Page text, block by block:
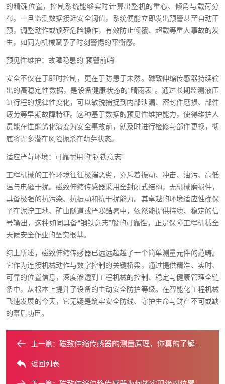
的精确位置，控制系统能够实时计算出整机的重心、倾角与载荷分
布。一旦监测数据接近安全阈值，系统便能立即发出预警甚至自动干
预，调整动作或锁死危险操作，有效防止倾覆、超载等重大事故的发
生，如同为机械赋予了时刻警惕的平衡感。
预见性维护：故障隐患的“预警前哨”
安全不仅在于即时控制，更在于防患于未然。磁致伸缩传感器持续输
出的高稳定性数据，是设备健康状态的“晴雨表”。通过长期监测液压
缸行程的规律性变化，可以敏锐捕捉到内部泄漏、密封件磨损、部件
疲劳等早期故障特征。这种基于数据的预见性维护能力，使得维护人
员能在性能劣化演变为安全事故前，就及时进行检修与部件更换，彻
底将许多潜在风险扼杀在萌芽状态。
适应严苛环境：可靠耐用的“钢铁意志”
工程机械的工作环境往往极端恶劣，充斥着振动、冲击、油污、高低
温与电磁干扰。磁致伸缩传感器采用全封闭式结构，无机械磨损件，
具备极强的抗污染、抗振动和抗干扰能力。其卓越的环境适应性确保
了在泥泞工地、矿山隧道或严寒酷暑中，依然能提供持续、稳定的信
号输出，这种如同具备“钢铁意志”般的可靠性，正是保障工程机械全
天候安全作业的坚实根基。
综上所述，磁致伸缩传感器已远远超越了一个简单测量元件的范畴。
它作为连接机械动作与数字控制的关键桥梁，通过提供精准、实时、
可靠的位置信息，深度渗透到工程机械的控制、稳定与健康管理全链
条中，从根本上提升了设备的主动安全防护等级。在智能化工程机械
飞速发展的今天，它无疑是筑牢安全防线、守护生命与财产不可或缺
的幕后功臣。
上一篇： 磁致伸缩传感器的测量原理，你真的了解吗？
返回列表